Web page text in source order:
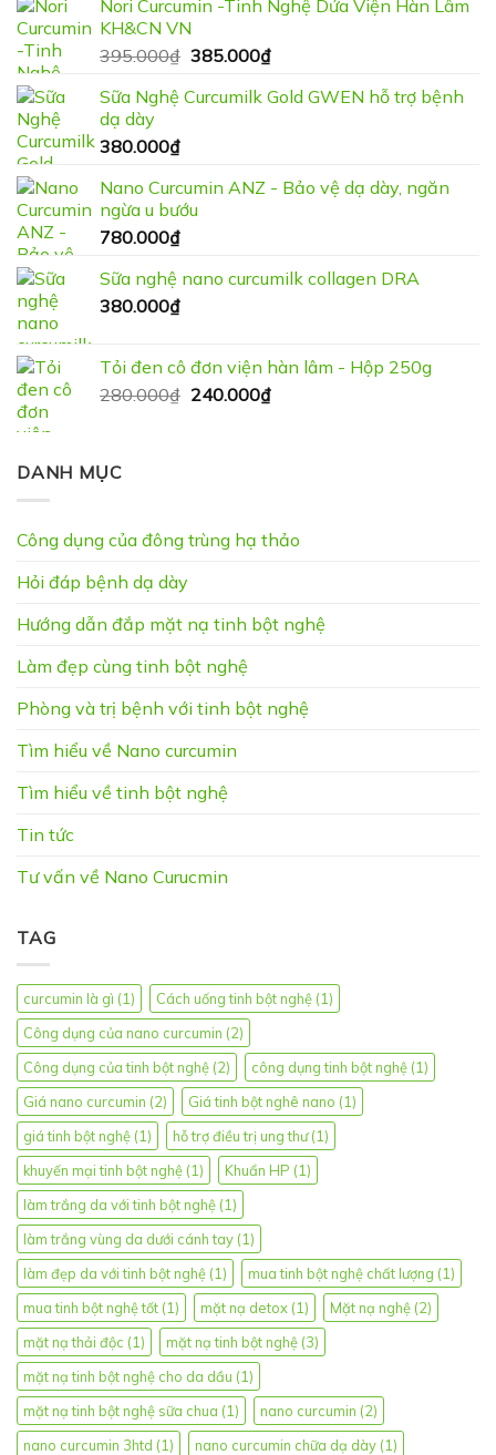
là:
240.000₫.
tại
180.000₫.
Nori Curcumin -Tinh Nghệ Dứa Viện Hàn Lâm
KH&CN VN
395.000₫ Giá
là:
385.000₫Giá
tại
Sữa Nghệ Curcumilk Gold GWEN hỗ trợ bệnh
dạ dày
380.000₫
Nano Curcumin ANZ - Bảo vệ dạ dày, ngăn
ngừa u bướu
780.000₫
Sữa nghệ nano curcumilk collagen DRA
380.000₫
Tỏi đen cô đơn viện hàn lâm - Hộp 250g
280.000₫ Giá
240.000₫Giá
DANH MỤC
Công dụng của đông trùng hạ thảo
Hỏi đáp bệnh dạ dày
Hướng dẫn đắp mặt nạ tinh bột nghệ
Làm đẹp cùng tinh bột nghệ
Phòng và trị bệnh với tinh bột nghệ
Tìm hiểu về Nano curcumin
Tìm hiểu về tinh bột nghệ
Tin tức
Tư vấn về Nano Curucmin
TAG
curcumin là gì (1) Cách uống tinh bột nghệ (1)
Công dụng của nano curcumin (2)
Công dụng của tinh bột nghệ (2) công dụng tinh bột nghệ (1)
Giá nano curcumin (2) Giá tinh bột nghê nano (1)
giá tinh bột nghệ (1) hỗ trợ điều trị ung thư(1)
khuyến mại tinh bột nghệ (1) Khuẩn HP (1)
làm trắng da với tinh bột nghệ (1)
làm trắng vùng da dưới cánh tay (1)
làm đẹp da với tinh bột nghệ (1) mua tinh bột nghệ chất lượng (1)
mua tinh bột nghệ tốt (1) mặt nạ detox (1) Mặt nạ nghệ (2)
mặt nạ thải độc (1) mặt nạ tinh bột nghệ (3)
mặt nạ tinh bột nghệ cho da dầu (1)
mặt nạ tinh bột nghệ sữa chua (1) nano curcumin (2)
nano curcumin 3htd (1) nano curcumin chữa dạ dày (1)